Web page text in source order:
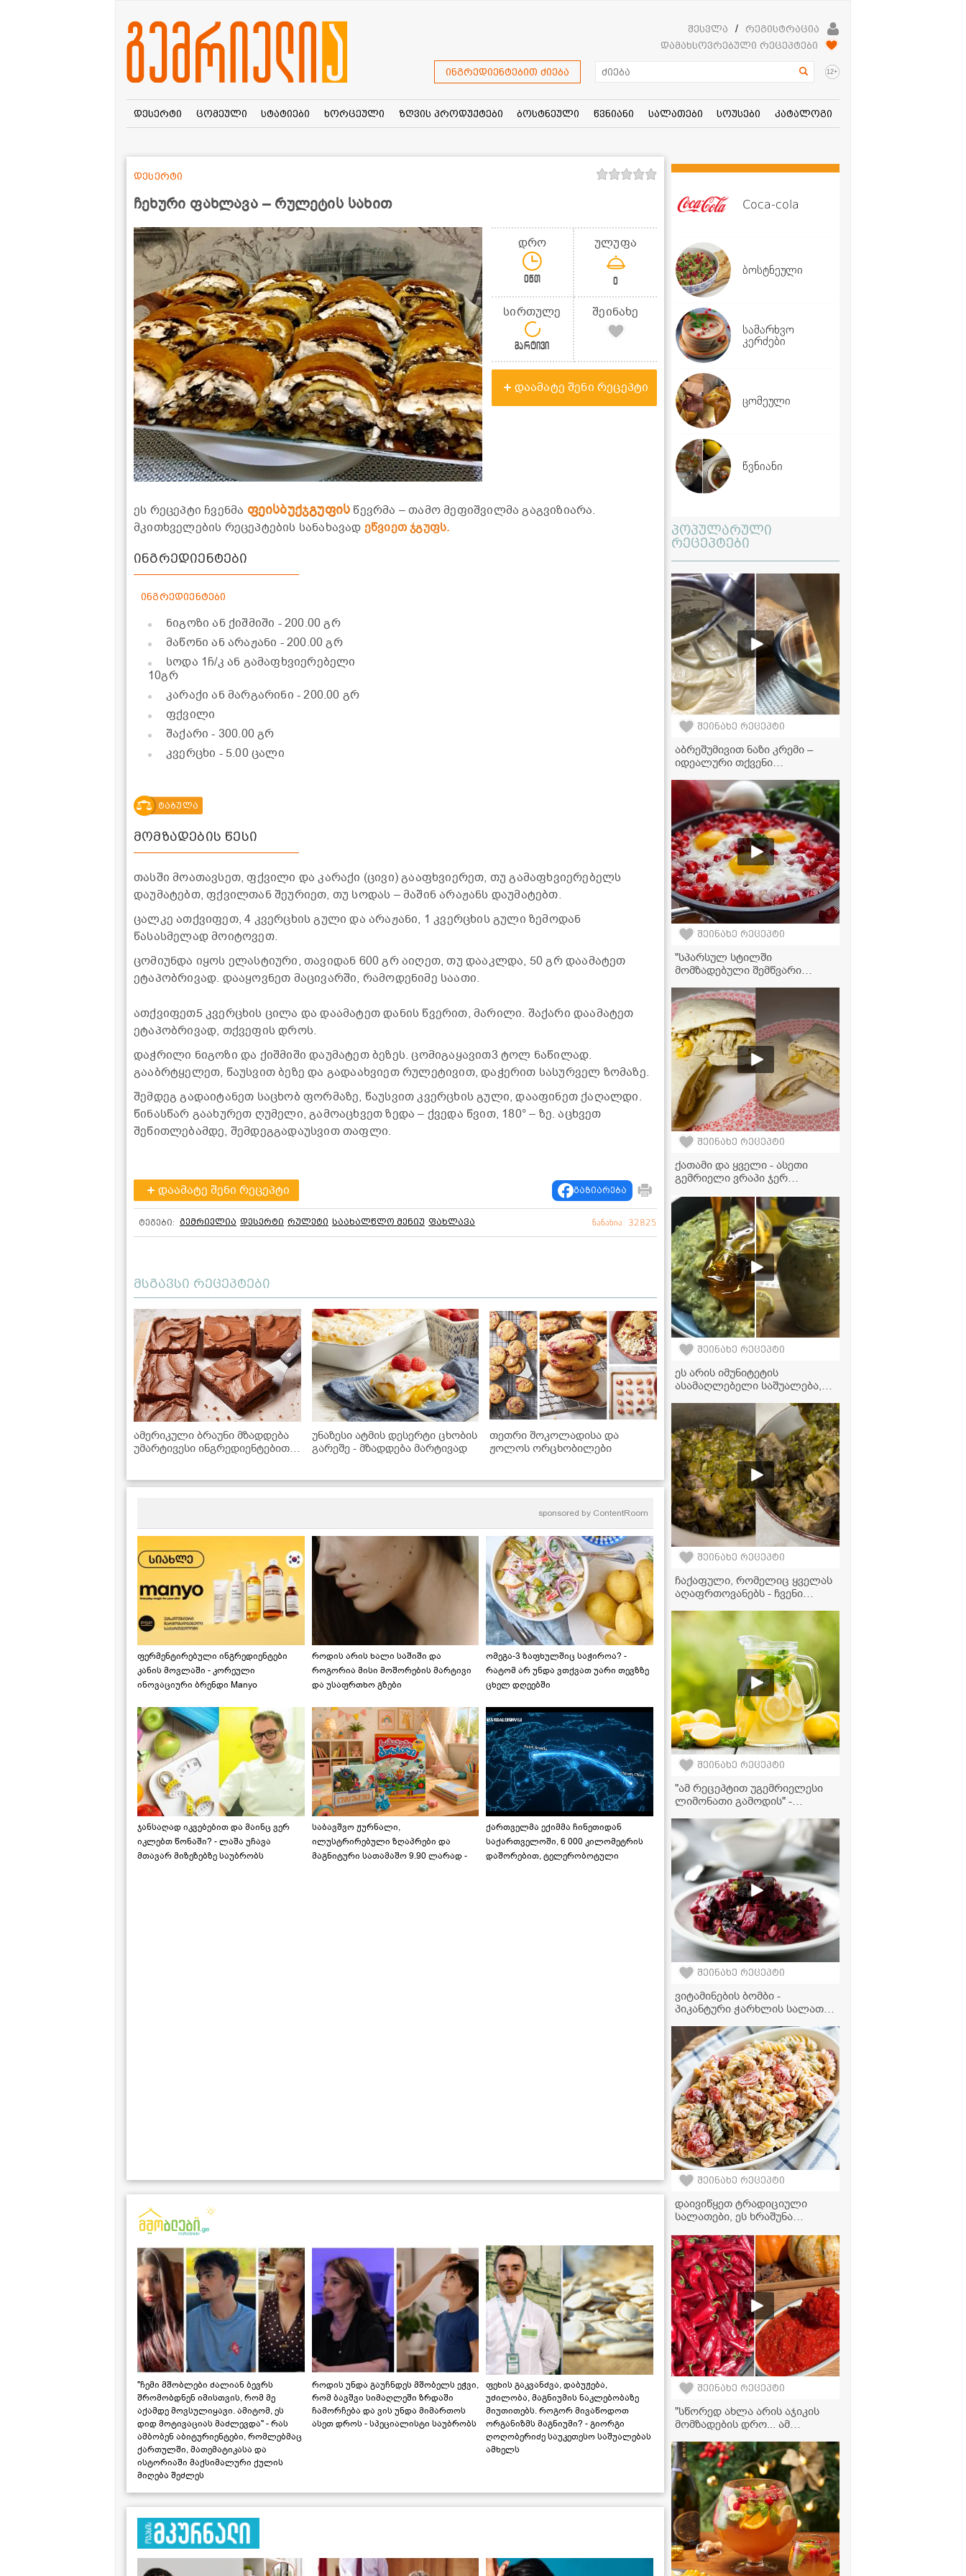
შესვლა /
რეგისტრაცია
დამახსოვრებული რეცეპტები
ინგრედიენტებით ძიება 12+
დესერტი ცომეული სტატიები ხორცეული ზღვის პროდუქტები ბოსტნეული წვნიანი სალათები სოუსები კატალოგი
ჩეხური ფახლავა – რულეტის სახით
დესერტი
დრო
0წთ
ულუფა
0
სირთულე
მარტივი
შეინახე
დაამატე შენი რეცეპტი
ეს რეცეპტი ჩვენმა ფეისბუქჯგუფის წევრმა – თამო მეფიშვილმა გაგვიზიარა.
მკითხველების რეცეპტების სანახავად ეწვიეთ ჯგუფს.
ინგრედიენტები
ინგრედიენტები
ნიგოზი ან ქიშმიში - 200.00 გრ
მაწონი ან არაჟანი - 200.00 გრ
სოდა 1ჩ/კ ან გამაფხვიერებელი
10გრ
კარაქი ან მარგარინი - 200.00 გრ
ფქვილი
შაქარი- 300.00 გრ
კვერცხი - 5.00 ცალი
ტაბულა
მომზადების წესი
თასში მოათავსეთ, ფქვილი და კარაქი (ცივი) გააფხვიერეთ, თუ გამაფხვიერებელს
დაუმატებთ, ფქვილთან შეურიეთ, თუ სოდას – მაშინ არაჟანს დაუმატებთ.
ცალკე ათქვიფეთ, 4 კვერცხის გული და არაჟანი, 1 კვერცხის გული ზემოდან
წასასმელად მოიტოვეთ.
ცომიუნდა იყოს ელასტიური, თავიდან 600 გრ აიღეთ, თუ დააკლდა, 50 გრ დაამატეთ
ეტაპობრივად. დააყოვნეთ მაცივარში, რამოდენიმე საათი.
ათქვიფეთ5 კვერცხის ცილა და დაამატეთ დანის წვერით, მარილი. შაქარი დაამატეთ
ეტაპობრივად, თქვეფის დროს.
დაჭრილი ნიგოზი და ქიშმიში დაუმატეთ ბეზეს. ცომიგაყავით3 ტოლ ნაწილად.
გააბრტყელეთ, წაუსვით ბეზე და გადაახვიეთ რულეტივით, დაჭერით სასურველ ზომაზე.
შემდეგ გადაიტანეთ საცხობ ფორმაზე, წაუსვით კვერცხის გული, დააფინეთ ქაღალდი.
წინასწარ გაახურეთ ღუმელი, გამოაცხვეთ ზედა – ქვედა წვით, 180° – ზე. აცხვეთ
შეწითლებამდე, შემდეგგადაუსვით თაფლი.
დაამატე შენი რეცეპტი გაზიარება
ტეგები: გემრიელია დესერტი რულეტი საახალწლო მენიუ ფახლავა ნანახია: 32825
მსგავსი რეცეპტები
ამერიკული ბრაუნი მზადდება
უმარტივესი ინგრედიენტებით,
უნაზესი ატმის დესერტი ცხობის
გარეშე - მზადდება მარტივად
თეთრი შოკოლადისა და
ჟოლოს ორცხობილები
sponsored by ContentRoom
ფერმენტირებული ინგრედიენტები
კანის მოვლაში - კორეული
ინოვაციური ბრენდი Manyo
როდის არის ხალი საშიში და
როგორია მისი მოშორების მარტივი
და უსაფრთხო გზები
ომეგა-3 ზაფხულშიც საჭიროა? -
რატომ არ უნდა ვთქვათ უარი თევზზე
ცხელ დღეებში
ჯანსაღად იკვებებით და მაინც ვერ
იკლებთ წონაში? - ლაშა უჩავა
მთავარ მიზეზებზე საუბრობს
საბავშვო ჟურნალი,
ილუსტრირებული ზღაპრები და
მაგნიტური სათამაშო 9.90 ლარად -
ქართველმა ექიმმა ჩინეთიდან
საქართველოში, 6 000 კილომეტრის
დაშორებით, ტელერობოტული
"ჩემი მშობლები ძალიან ბევრს
შრომობდნენ იმისთვის, რომ მე
აქამდე მოვსულიყავი. ამიტომ, ეს
დიდ მოტივაციას მაძლევდა" - რას
ამბობენ აბიტურიენტები, რომლებმაც
ქართულში, მათემატიკასა და
ისტორიაში მაქსიმალური ქულის
მიღება შეძლეს
როდის უნდა გაუჩნდეს მშობელს ეჭვი,
რომ ბავშვი სიმაღლეში ზრდაში
ჩამორჩება და ვის უნდა მიმართოს
ასეთ დროს - სპეციალისტი საუბრობს
ფეხის გაკვანძვა, დაბუჟება,
უძილობა, მაგნიუმის ნაკლებობაზე
მიუთითებს. როგორ მივაწოდოთ
ორგანიზმს მაგნიუმი? - გიორგი
ღოღობერიძე საუკეთესო საშუალებას
ამხელს
Coca-cola
ბოსტნეული
სამარხვო
კერძები
ცომეული
წვნიანი
პოპულარული
რეცეპტები
შეინახე რეცეპტი
აბრეშუმივით ნაზი კრემი –
იდეალური თქვენი
ნამცხვრებისთვის!
შეინახე რეცეპტი
"სპარსულ სტილში
მომზადებული შემწვარი
სასწაული გემო აქვს!" -
ვიდეორეცეპტი
შეინახე რეცეპტი
ქათამი და ყველი - ასეთი
გემრიელი ვრაპი ჯერ
შეინახე რეცეპტი
ეს არის იმუნიტეტის
ასამაღლებელი საშუალება,
მხოლოდ 4 ინგრედიენტი
დაგჭირდებათ!
შეინახე რეცეპტი
ჩაქაფული, რომელიც ყველას
აღაფრთოვანებს - ჩვენი
შეინახე რეცეპტი
"ამ რეცეპტით უგემრიელესი
ლიმონათი გამოდის" -
ვიდეორეცეპტი
შეინახე რეცეპტი
ვიტამინების ბომბი -
პიკანტური ჭარხლის სალათა
შეინახე რეცეპტი
დაივიწყეთ ტრადიციული
სალათები, ეს ხრაშუნა
ფავორიტი გახდება!
შეინახე რეცეპტი
"სწორედ ახლა არის აჯიკის
მომზადების დრო... ამ
ხასხასა და გემრიელი" - აჯიკა
ჭარხლით